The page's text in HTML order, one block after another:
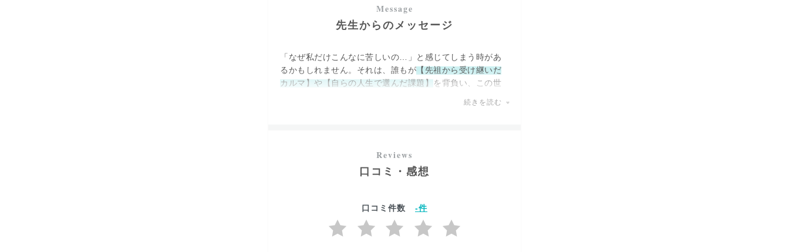
鑑定では、お客様を守る5人の守護霊様お一人お一人が「今
の状況になった原因、背景」をカードを介して教えてくだ
その結果に恋の成就法を添えて教えてくださるので、安心
してお電話をかけてみてくださいね。
「周りの人には言えない関係の彼とまた会うことができま
恋愛に限らず『今の自分がもっと輝くために必要なこと』
を知りたい方は、スピリットガイドと深く繋がりのある
先生からのメッセージ
「なぜ私だけこんなに苦しいの…」と感じてしまう時があ
るかもしれません。それは、誰もが 【先祖から受け継いだ
カルマ】や【自らの人生で選んだ課題】
を背負い、この世
「運命」は決められたものではないのです。誰もが無限の
もしかしたら、あなたは周りの期待に応えようと頑張りす
ぎたり、本当の気持ちを押し殺してしまっていませんか？
あなたの中の眠る力に気づき、引き出すお手伝
続きを読む
口コミ・感想
口コミ件数 -件